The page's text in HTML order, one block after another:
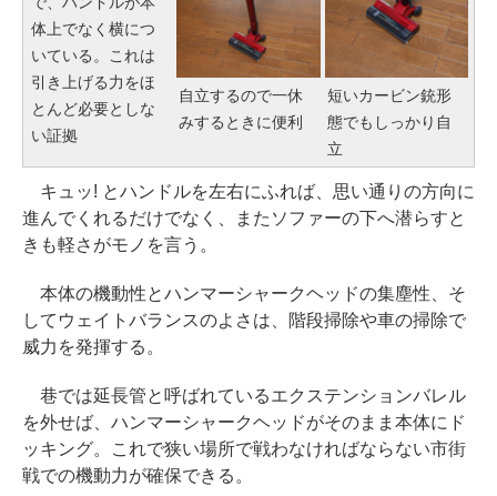
体上でなく横につ
いている。これは
引き上げる力をほ
とんど必要としな
い証拠
自立するので一休
みするときに便利
短いカービン銃形
態でもしっかり自
立
キュッ! とハンドルを左右にふれば、思い通りの方向に
進んでくれるだけでなく、またソファーの下へ潜らすと
きも軽さがモノを言う。
本体の機動性とハンマーシャークヘッドの集塵性、そ
してウェイトバランスのよさは、階段掃除や車の掃除で
威力を発揮する。
巷では延長管と呼ばれているエクステンションバレル
を外せば、ハンマーシャークヘッドがそのまま本体にド
ッキング。これで狭い場所で戦わなければならない市街
戦での機動力が確保できる。